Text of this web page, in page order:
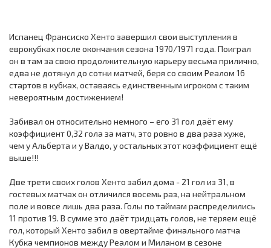
Испанец Франсиско Хенто завершил свои выступления в
еврокубках после окончания сезона 1970/1971 года. Поиграл
он в там за свою продолжительную карьеру весьма прилично,
едва не дотянул до сотни матчей, беря со своим Реалом 16
стартов в кубках, оставаясь единственным игроком с таким
невероятным достижением!
Забивал он относительно немного – его 31 гол даёт ему
коэффициент 0,32 гола за матч, это ровно в два раза хуже,
чем у Альберта и у Валдо, у остальных этот коэффициент ещё
выше!!!
Две трети своих голов Хенто забил дома - 21 гол из 31, в
гостевых матчах он отличился восемь раз, на нейтральном
поле и вовсе лишь два раза. Голы по таймам распределились
11 против 19. В сумме это даёт тридцать голов, не теряем ещё
гол, который Хенто забил в овертайме финального матча
Кубка чемпионов между Реалом и Миланом в сезоне